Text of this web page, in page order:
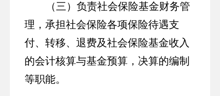
（三）负责社会保险基金财务管
理，承担社会保险各项保险待遇支
付、转移、退费及社会保险基金收入
的会计核算与基金预算，决算的编制
等职能。